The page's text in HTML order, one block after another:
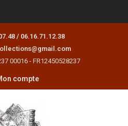
/ 06.16.71.12.38
00016 - FR12450528237
compte